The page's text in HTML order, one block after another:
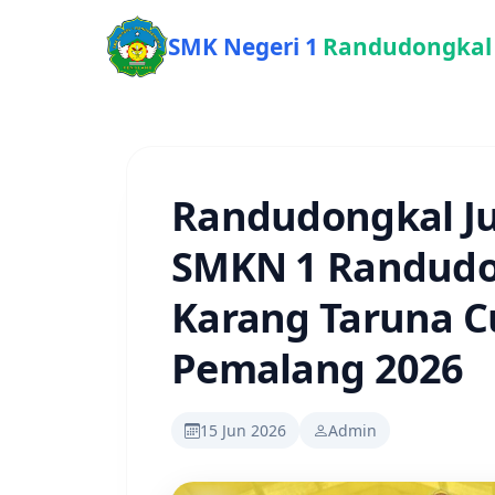
SMK Negeri 1 Randudongkal
Randudongkal
SMKN 1
Karang Taruna
Pemalang 2026
15 Jun 2026 Admin